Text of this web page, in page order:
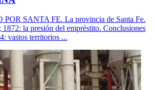
SANTA FE. La provincia de Santa Fe.
la presión del empréstito. Conclusiones
vastos territorios ...